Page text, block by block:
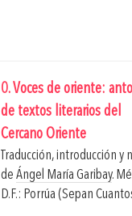
0. Voces de oriente:
de textos literarios del
Cercano Oriente
Traducción, introducción y
de Ángel María Garibay.
D.F.: Porrúa (Sepan